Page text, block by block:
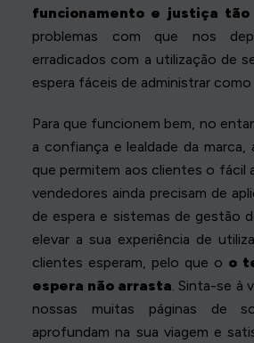
funcionamento e justiça tão
problemas com que nos
erradicados com a utilização de
espera fáceis de administrar
Para que funcionem bem, no
a confiança e lealdade da
que permitem aos clientes o fácil
vendedores ainda precisam de
de espera e sistemas de gestão
elevar a sua experiência de
clientes esperam, pelo que o o
espera não arrasta. Sinta-se à
nossas muitas páginas de
aprofundam na sua viagem e